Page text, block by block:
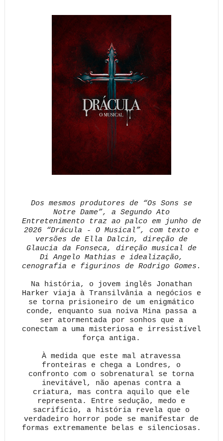
Dos mesmos produtores de “Os Sons se
Notre Dame”, a Segundo Ato
Entretenimento traz ao palco em junho de
2026 “Drácula - O Musical”, com texto e
versões de Ella Dalcin, direção de
Glaucia da Fonseca, direção musical de
Di Angelo Mathias e idealização,
cenografia e figurinos de Rodrigo Gomes.
Na história, o jovem inglês Jonathan
Harker viaja à Transilvânia a negócios e
se torna prisioneiro de um enigmático
conde, enquanto sua noiva Mina passa a
ser atormentada por sonhos que a
conectam a uma misteriosa e irresistível
força antiga.
À medida que este mal atravessa
fronteiras e chega a Londres, o
confronto com o sobrenatural se torna
inevitável, não apenas contra a
criatura, mas contra aquilo que ele
representa. Entre sedução, medo e
sacrifício, a história revela que o
verdadeiro horror pode se manifestar de
formas extremamente belas e silenciosas.